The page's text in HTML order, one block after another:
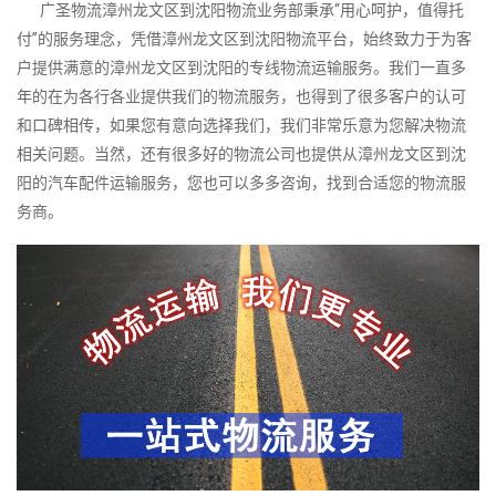
广圣物流漳州龙文区到沈阳物流业务部秉承“用心呵护，值得托
付”的服务理念，凭借漳州龙文区到沈阳物流平台，始终致力于为客
户提供满意的漳州龙文区到沈阳的专线物流运输服务。我们一直多
年的在为各行各业提供我们的物流服务，也得到了很多客户的认可
和口碑相传，如果您有意向选择我们，我们非常乐意为您解决物流
相关问题。当然，还有很多好的物流公司也提供从漳州龙文区到沈
阳的汽车配件运输服务，您也可以多多咨询，找到合适您的物流服
务商。